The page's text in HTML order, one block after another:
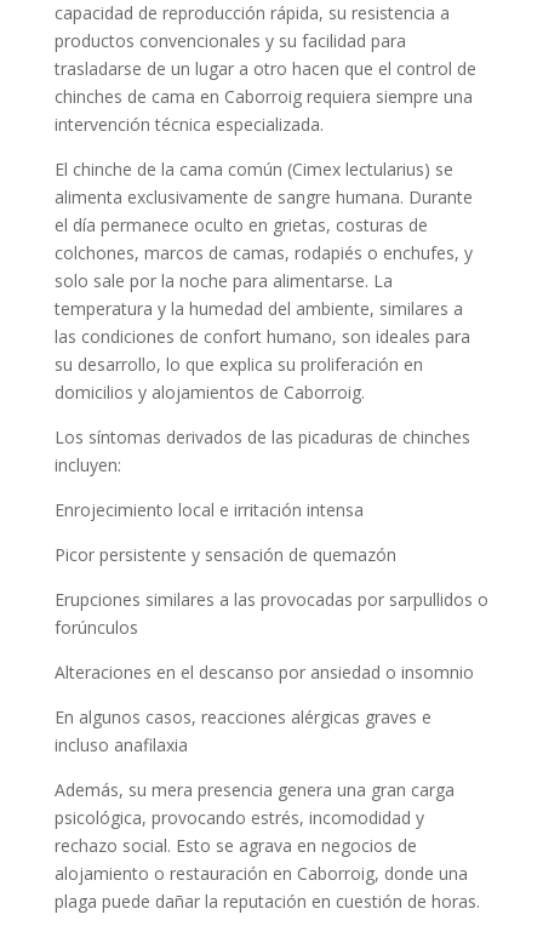
capacidad de reproducción rápida, su resistencia a
productos convencionales y su facilidad para
trasladarse de un lugar a otro hacen que el control de
chinches de cama en Caborroig requiera siempre una
intervención técnica especializada.
El chinche de la cama común (Cimex lectularius) se
alimenta exclusivamente de sangre humana. Durante
el día permanece oculto en grietas, costuras de
colchones, marcos de camas, rodapiés o enchufes, y
solo sale por la noche para alimentarse. La
temperatura y la humedad del ambiente, similares a
las condiciones de confort humano, son ideales para
su desarrollo, lo que explica su proliferación en
domicilios y alojamientos de Caborroig.
Los síntomas derivados de las picaduras de chinches
incluyen:
Enrojecimiento local e irritación intensa
Picor persistente y sensación de quemazón
Erupciones similares a las provocadas por sarpullidos o
forúnculos
Alteraciones en el descanso por ansiedad o insomnio
En algunos casos, reacciones alérgicas graves e
incluso anafilaxia
Además, su mera presencia genera una gran carga
psicológica, provocando estrés, incomodidad y
rechazo social. Esto se agrava en negocios de
alojamiento o restauración en Caborroig, donde una
plaga puede dañar la reputación en cuestión de horas.